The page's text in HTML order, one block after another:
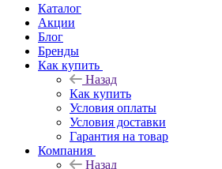
Каталог
Акции
Блог
Бренды
Как купить
Назад
Как купить
Условия оплаты
Условия доставки
Гарантия на товар
Компания
Назад